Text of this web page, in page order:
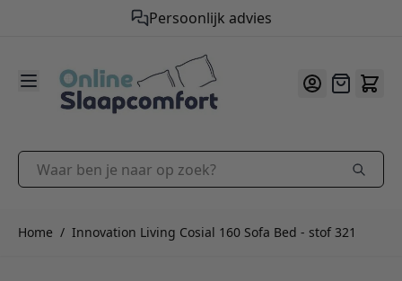
Persoonlijk advies
9.2/10
Offerte
Waar ben je naar op zoek?
Home / Innovation Living Cosial 160 Sofa Bed - stof 321